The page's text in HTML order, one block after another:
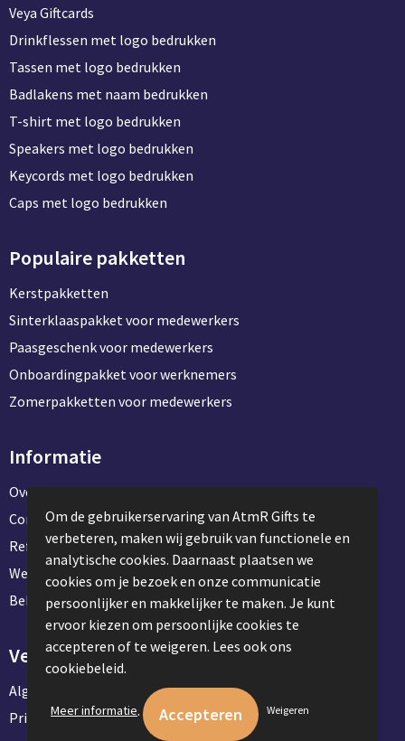
Veya Giftcards
Drinkflessen met logo bedrukken
Tassen met logo bedrukken
Badlakens met naam bedrukken
T-shirt met logo bedrukken
Speakers met logo bedrukken
Keycords met logo bedrukken
Caps met logo bedrukken
Populaire pakketten
Kerstpakketten
Sinterklaaspakket voor medewerkers
Paasgeschenk voor medewerkers
Onboardingpakket voor werknemers
Zomerpakketten voor medewerkers
Informatie
Over ons
Contact en klantenservice
Referentie projecten
Werken & stage bij AtmR Gifts
Bekijk kantoorbenodigdheden
Veilig winkelen
Algemene voorwaarden
Privacyverklaring
Om de gebruikerservaring van AtmR Gifts te
verbeteren, maken wij gebruik van functionele en
analytische cookies. Daarnaast plaatsen we
cookies om je bezoek en onze communicatie
persoonlijker en makkelijker te maken. Je kunt
ervoor kiezen om persoonlijke cookies te
accepteren of te weigeren. Lees ook ons
cookiebeleid.
Meer informatie. Weigeren